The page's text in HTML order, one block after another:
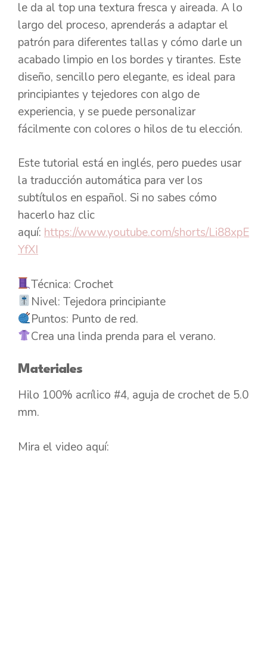
le da al top una textura fresca y aireada. A lo
largo del proceso, aprenderás a adaptar el
patrón para diferentes tallas y cómo darle un
acabado limpio en los bordes y tirantes. Este
diseño, sencillo pero elegante, es ideal para
principiantes y tejedores con algo de
experiencia, y se puede personalizar
fácilmente con colores o hilos de tu elección.
Este tutorial está en inglés, pero puedes usar
la traducción automática para ver los
subtítulos en español. Si no sabes cómo
hacerlo haz clic
aquí: https://www.youtube.com/shorts/Li88xpE
YfXI
Técnica: Crochet
Nivel: Tejedora principiante
Puntos: Punto de red.
Crea una linda prenda para el verano.
Materiales
Hilo 100% acrílico #4, aguja de crochet de 5.0
mm.
Mira el video aquí: